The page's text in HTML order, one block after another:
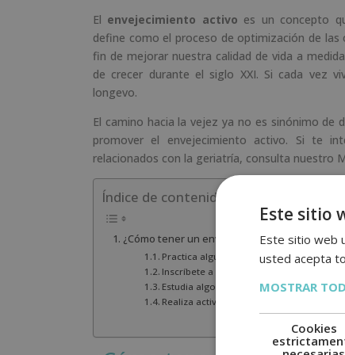
El envejecimiento activo es un concepto
define como el proceso de optimización de las
fin de mejorar nuestra calidad de vida a
de crecer durante el siglo XXI. Si cada vez
longevo.
El camino hacia la vejez ya no es sinónimo de
promover el envejecimiento activo. Si te
relacionados con la geriatría, consulta nuestro
Índice de contenidos
¿Cómo tener un envejecimiento activo?
Practica algún deporte y aliméntate
Inscríbete a un voluntariado
Estudia algo nuevo para un
Realiza actividades de estimulación
Este sitio
Este sitio web
usted acepta
MOSTRAR
Cookies